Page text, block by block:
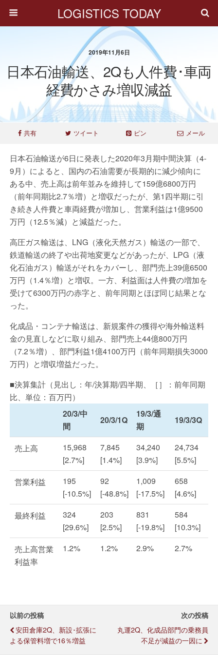
LOGISTICS TODAY
2019年11月6日
日本石油輸送、2Qも人件費･車両
経費かさみ増収減益
共有 ツイート ピン メール
日本石油輸送が6日に発表した2020年3月期中間決算（4-
9月）によると、国内の石油需要が長期的に減少傾向に
ある中、売上高は前年並みを維持して159億6800万円
（前年同期比2.7％増）と増収だったが、第1四半期に引
き続き人件費と車両経費が増加し、営業利益は1億9500
万円（12.5％減）と減益だった。
高圧ガス輸送は、LNG（液化天然ガス）輸送の一部で、
鉄道輸送の終了や出荷地変更などがあったが、LPG（液
化石油ガス）輸送がそれをカバーし、部門売上39億6500
万円（1.4％増）と増収。一方、利益面は人件費の増加を
受けて6300万円の赤字と、前年同期とほぼ同じ結果とな
った。
化成品・コンテナ輸送は、新規案件の獲得や海外輸送料
金の見直しなどに取り組み、部門売上44億800万円
（7.2％増）、部門利益1億4100万円（前年同期損失3000
万円）と増収増益だった。
■決算集計（見出し：年/決算期/四半期、［］：前年同期
比、単位：百万円）
20/3/中
間
20/3/1Q
19/3/通
期
19/3/3Q
売上高
15,968
[2.7%]
7,845
[1.4%]
34,240
[3.9%]
24,734
[5.5%]
営業利益
195
[-10.5%]
92
[-48.8%]
1,009
[-17.5%]
658
[4.6%]
最終利益
324
[29.6%]
203
[2.5%]
831
[-19.8%]
584
[10.3%]
売上高営業
利益率
1.2% 1.2% 2.9% 2.7%
以前の投稿
安田倉庫2Q、新設･拡張に
よる保管料増で16％増益
次の投稿
丸運2Q、化成品部門の乗務員
不足が減益の一因に